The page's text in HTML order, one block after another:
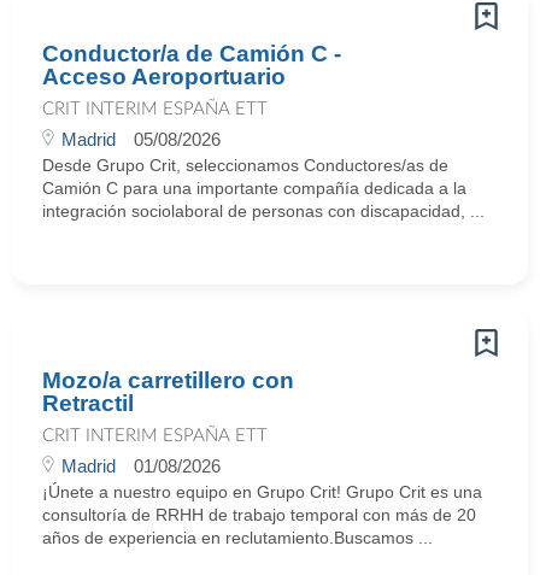
Conductor/a de Camión C -
Acceso Aeroportuario
CRIT INTERIM ESPAÑA ETT
Madrid 05/08/2026
Desde Grupo Crit, seleccionamos Conductores/as de
Camión C para una importante compañía dedicada a la
integración sociolaboral de personas con discapacidad, ...
Mozo/a carretillero con
Retractil
CRIT INTERIM ESPAÑA ETT
Madrid 01/08/2026
¡Únete a nuestro equipo en Grupo Crit! Grupo Crit es una
consultoría de RRHH de trabajo temporal con más de 20
años de experiencia en reclutamiento.Buscamos ...